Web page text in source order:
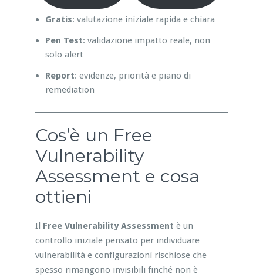
Gratis: valutazione iniziale rapida e chiara
Pen Test: validazione impatto reale, non
solo alert
Report: evidenze, priorità e piano di
remediation
Cos’è un Free
Vulnerability
Assessment e cosa
ottieni
Il Free Vulnerability Assessment è un
controllo iniziale pensato per individuare
vulnerabilità e configurazioni rischiose che
spesso rimangono invisibili finché non è